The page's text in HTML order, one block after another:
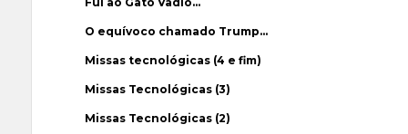
O equívoco chamado Trump…
Missas tecnológicas (4 e fim)
Missas Tecnológicas (3)
Missas Tecnológicas (2)